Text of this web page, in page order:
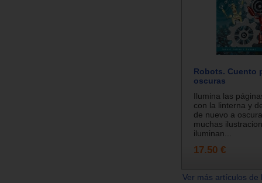
Robots. Cuento
oscuras
Ilumina las
con la linterna y
de nuevo a
muchas
iluminan...
17.50 €
Ver más artículos